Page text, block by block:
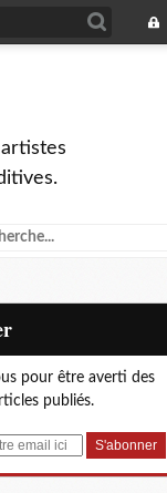
pour être averti des
publiés.